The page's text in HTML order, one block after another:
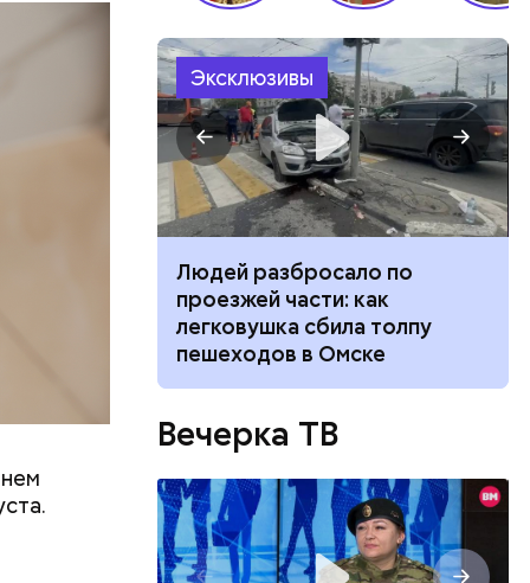
Не
Эксклюзивы
поможет ли
сбросить
Людей разбросало по
проезжей части: как
легковушка сбила толпу
пешеходов в Омске
Вечерка ТВ